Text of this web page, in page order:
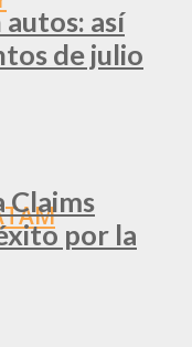
así
de julio
Claims
por la